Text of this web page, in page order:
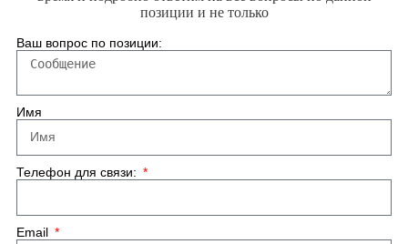
позиции и не только
Ваш вопрос по позиции:
Имя
Телефон для связи:
Email